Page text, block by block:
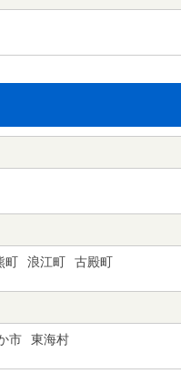
町 浪江町 古殿町
市 東海村